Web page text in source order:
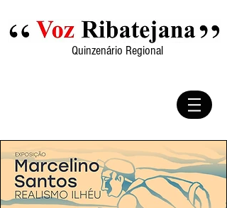
Quinzenário Regional